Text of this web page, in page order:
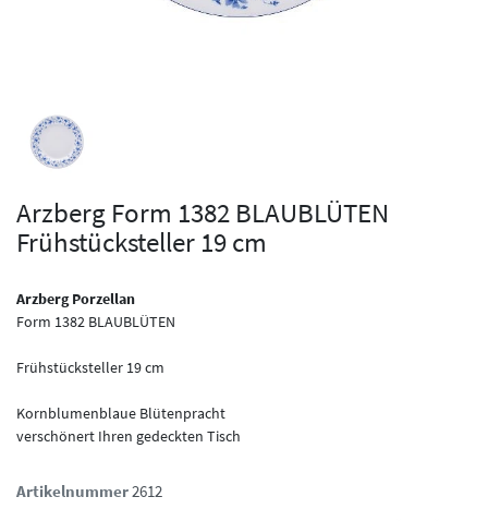
Arzberg Form 1382 BLAUBLÜTEN
Frühstücksteller 19 cm
Arzberg Porzellan
Form 1382 BLAUBLÜTEN
Frühstücksteller 19 cm
Kornblumenblaue Blütenpracht
verschönert Ihren gedeckten Tisch
Artikelnummer2612